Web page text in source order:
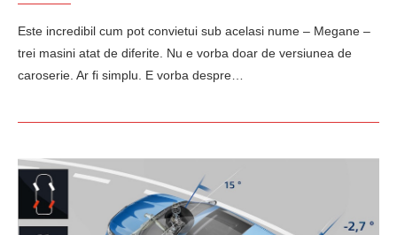
Este incredibil cum pot convietui sub acelasi nume – Megane –
trei masini atat de diferite. Nu e vorba doar de versiunea de
caroserie. Ar fi simplu. E vorba despre…